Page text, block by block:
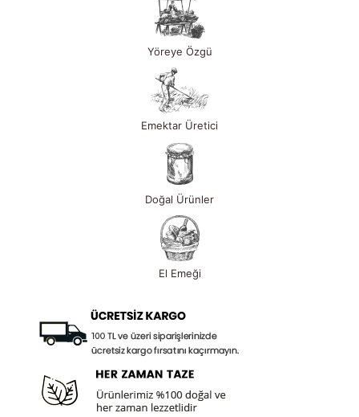
Yöreye Özgü
Emektar Üretici
Doğal Ürünler
El Emeği